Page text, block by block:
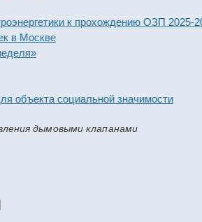
к прохождению ОЗП 2025-2026
социальной значимости
дымовыми клапанами